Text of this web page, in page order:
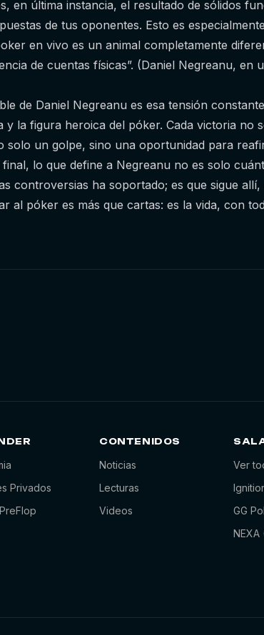
en última instancia, el resultado de sólidos
de tus oponentes. Esto es
en vivo es un animal completamente
de cuentas físicas”. (Daniel Negreanu, en
de Daniel Negreanu es esa tensión
y la figura heroica del póker. Cada victoria no
solo un golpe, sino una oportunidad para
lo que define a Negreanu no es solo
controversias ha soportado; es que sigue
al póker es más que cartas: es la vida, con
Privados
CONTENIDOS
Noticias
Lecturas
Videos
Ver
GG
NEXA